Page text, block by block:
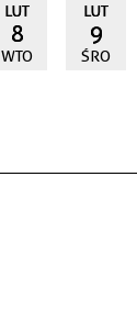
LUT
8
WTO
LUT
9
ŚRO